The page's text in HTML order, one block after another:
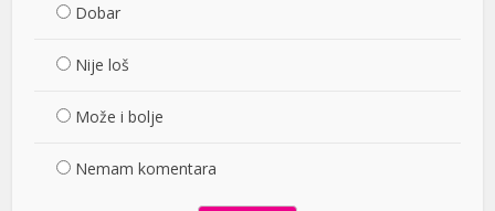
Dobar
Nije loš
Može i bolje
Nemam komentara